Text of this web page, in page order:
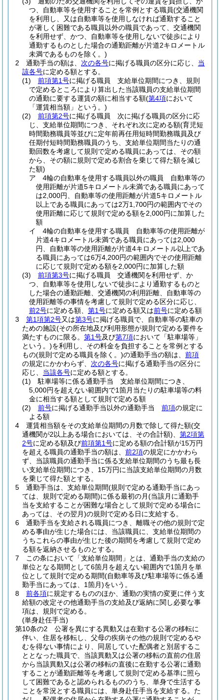
つ、自動車等を使用することを常例とする職員(交通機関
を利用し、又は自動車等を使用しなければ通勤すること
が著しく困難である職員以外の職員であって、交通機関
を利用せず、かつ、自動車等を使用しないで徒歩により
通勤するものとした場合の通勤距離が片道2キロメートル
未満であるものを除く。)
2
通勤手当の額は、 次の各号に掲げる職員の区分に応じ、 当
該各号に定める額とする。
(1)
前項第1号に掲げる職員 支給単位期間につき、規則
で定めるところにより算出した当該職員の支給単位期間
の通勤に要する運賃の額に相当する額(第4項において
「運賃相当額」という。)
(2)
前項第2号に掲げる職員 次に掲げる職員の区分に応
じ、支給単位期間につき、それぞれ次に定める額(育児短
時間勤務職員等並びに定年前再任用短時間勤務職員及び
任期付短時間勤務職員のうち、支給単位期間当たりの通
勤回数を考慮して規則で定める職員にあっては、その額
から、その額に規則で定める割合を乗じて得た額を減じ
た額)
ア
4輪の自動車を使用する職員以外の職員 自動車等の
使用距離が片道5キロメートル未満である職員にあって
は2,000円、自動車等の使用距離が片道5キロメートル
以上である職員にあっては2万1,700円の範囲内でその
使用距離に応じて規則で定める額を2,000円に加算した
額
イ
4輪の自動車を使用する職員 自動車等の使用距離が
片道4キロメートル未満である職員にあっては2,000
円、自動車等の使用距離が片道4キロメートル以上であ
る職員にあっては6万4,200円の範囲内でその使用距離
に応じて規則で定める額を2,000円に加算した額
(3)
前項第3号に掲げる職員 交通機関を利用せず、か
つ、自動車等を使用しないで徒歩により通勤するものと
した場合の通勤距離、交通機関の利用距離、自動車等の
使用距離等の事情を考慮して規則で定める区分に応じ、
前2号に定める額、 第1号に定める額又は前号に定める額
3
第1項第2号又は第3号に掲げる職員で、自動車等の駐車の
ための施設(その所在地及び利用形態が規則で定める要件を
満たすものに限る。 第1号及び第7項において「駐車場等」
という。)を利用し、その料金を負担することを常例とする
もの(規則で定める職員を除く。)の通勤手当の額は、 前項
の規定にかかわらず、 次の各号に掲げる通勤手当の区分に
応じ、 当該各号に定める額とする。
(1)
駐車場等に係る通勤手当 支給単位期間につき、
5,000円を超えない範囲内で1箇月当たりの駐車場等の料
金に相当する額として規則で定める額
(2)
前号に掲げる通勤手当以外の通勤手当 前項の規定に
よる額
4
運賃相当額をその支給単位期間の月数で除して得た額(交
通機関が2以上ある場合においては、その合計額)
第2項第
2号に定める額及び前項第1号に定める額の合計額が15万円
を超える職員の通勤手当の額は、 前2項の規定にかかわら
ず、当該職員の通勤手当に係る支給単位期間のうち最も長
い支給単位期間につき、15万円に当該支給単位期間の月数
を乗じて得た額とする。
5
通勤手当は、支給単位期間(規則で定める通勤手当にあっ
ては、規則で定める期間)に係る最初の月(当該月に通勤手
当を支給することが困難な場合として規則で定める場合に
あっては、その翌月)の規則で定める日に支給する。
6
通勤手当を支給される職員につき、離職その他の規則で定
める事由が生じた場合には、当該職員に、支給単位期間の
うちこれらの事由が生じた後の期間を考慮して規則で定め
る額を返納させるものとする。
7
この条において「支給単位期間」とは、通勤手当の支給の
単位となる期間として6箇月を超えない範囲内で1箇月を単
位として規則で定める期間(自動車等及び駐車場等に係る通
勤手当にあっては、1箇月)をいう。
8
前各項に規定するもののほか、通勤の実情の変更に伴う支
給額の改定その他通勤手当の支給及び返納に関し必要な事
項は、規則で定める。
(単身赴任手当)
第10条の2
公署を異にする異動又は在勤する公署の移転に
伴い、住居を移転し、父母の疾病その他の規則で定めるや
むを得ない事情により、同居していた配偶者と別居するこ
ととなった職員で、当該異動又は公署の移転の直前の住居
から当該異動又は公署の移転の直後に在勤する公署に通勤
することが通勤距離等を考慮して規則で定める基準に照ら
して困難であると認められるもののうち、単身で生活する
ことを常況とする職員には、単身赴任手当を支給する。 た